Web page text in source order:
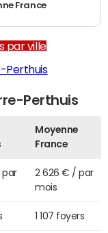
France
par ville
Perthuis
Perthuis
Moyenne
France
par
2 626 € / par
mois
1 107 foyers